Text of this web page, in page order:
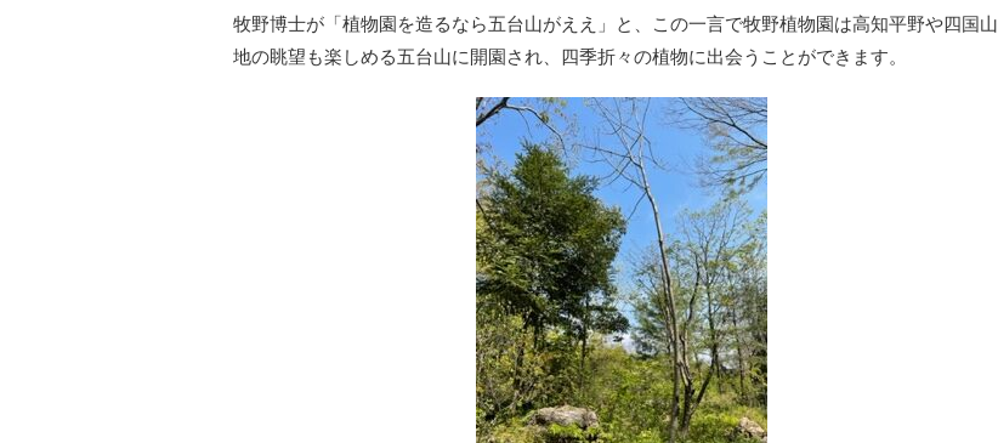
牧野博士が「植物園を造るなら五台山がええ」と、この一言で牧野植物園は高知平野や四国山
地の眺望も楽しめる五台山に開園され、四季折々の植物に出会うことができます。